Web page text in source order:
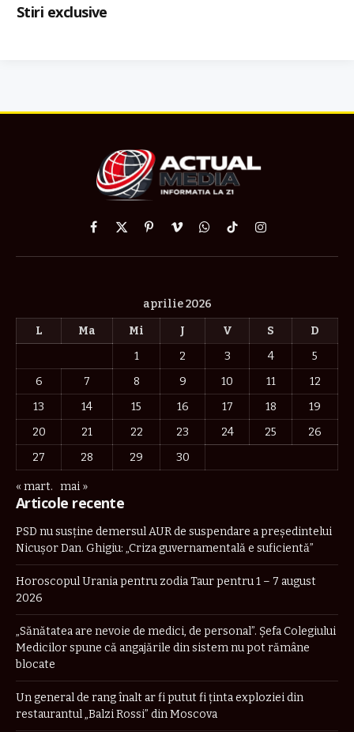
Stiri exclusive
Facebook
X
PinterestVimeoWhatsApp
TikTokInstagram
aprilie 2026
L
Ma Mi J V S
D
1
2 3 4
5
6
7 8 9 10 11
12
13
14 15 16 17 18
19
20
21 22 23 24 25
26
27
28 29 30
« mart. mai »
Articole recente
PSD nu susține demersul AUR de suspendare a președintelui
Nicușor Dan. Ghigiu: „Criza guvernamentală e suficientă”
Horoscopul Urania pentru zodia Taur pentru 1 – 7 august
2026
„Sănătatea are nevoie de medici, de personal”. Șefa Colegiului
Medicilor spune că angajările din sistem nu pot rămâne
blocate
Un general de rang înalt ar fi putut fi ținta exploziei din
restaurantul „Balzi Rossi” din Moscova